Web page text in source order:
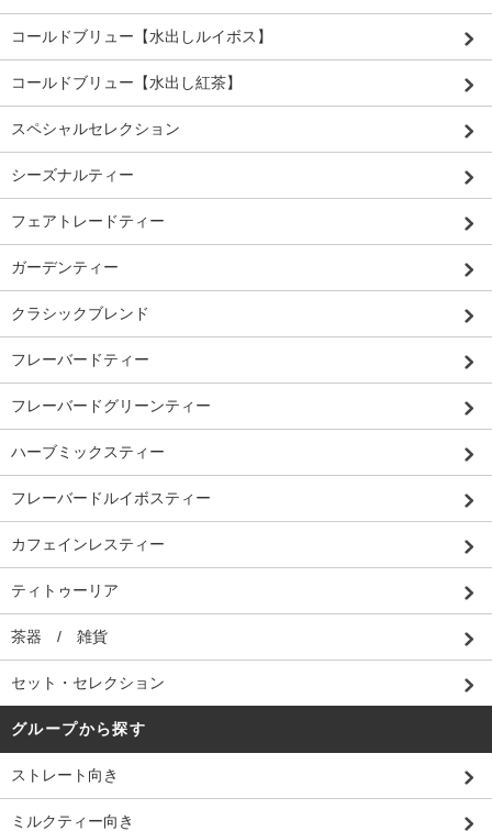
コールドブリュー【水出しルイボス】
コールドブリュー【水出し紅茶】
スペシャルセレクション
シーズナルティー
フェアトレードティー
ガーデンティー
クラシックブレンド
フレーバードティー
フレーバードグリーンティー
ハーブミックスティー
フレーバードルイボスティー
カフェインレスティー
ティトゥーリア
茶器 / 雑貨
セット・セレクション
グループから探す
ストレート向き
ミルクティー向き